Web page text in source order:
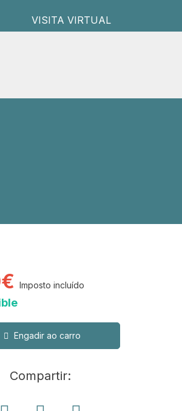
VISITA VIRTUAL
Imposto incluído
Engadir ao carro
Compartir: